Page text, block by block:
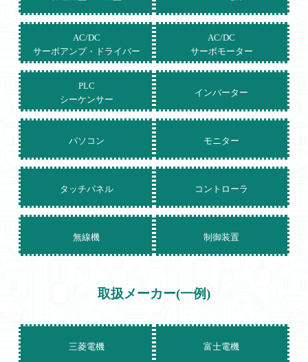
AC/DC
サーボアンプ・ドライバー
AC/DC
サーボモーター
PLC
シーケンサー
インバーター
パソコン モニター
タッチパネル コントローラ
無線機 制御装置
取扱メーカー(一例)
三菱電機 富士電機